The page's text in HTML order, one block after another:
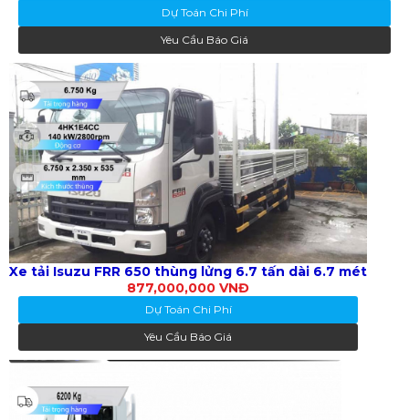
Dự Toán Chi Phí
Yêu Cầu Báo Giá
Xe tải Isuzu FRR 650 thùng lửng 6.7 tấn dài 6.7 mét
877,000,000 VNĐ
Dự Toán Chi Phí
Yêu Cầu Báo Giá